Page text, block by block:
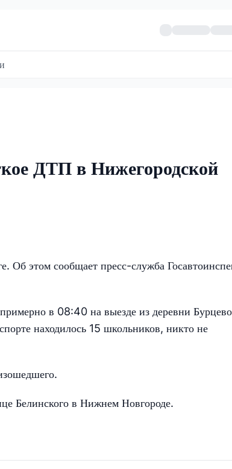
ДТП в Нижегородской
Об этом сообщает пресс-служба
в 08:40 на выезде из деревни
находилось 15 школьников, никто не
Белинского в Нижнем Новгороде.